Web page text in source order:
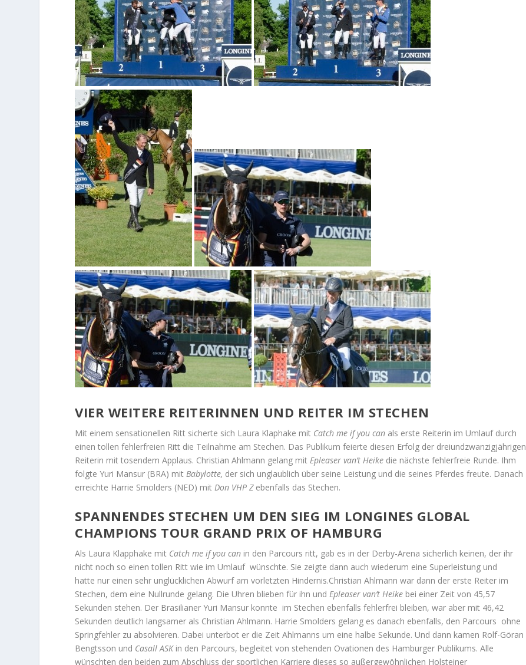
VIER WEITERE REITERINNEN UND REITER IM STECHEN
Mit einem sensationellen Ritt sicherte sich Laura Klaphake mit Catch me if you can als erste Reiterin im Umlauf durch
einen tollen fehlerfreien Ritt die Teilnahme am Stechen. Das Publikum feierte diesen Erfolg der dreiundzwanzigjährigen
Reiterin mit tosendem Applaus. Christian Ahlmann gelang mitEpleaser van’t Heike die nächste fehlerfreie Runde. Ihm
folgte Yuri Mansur (BRA) mitBabylotte, der sich unglaublich über seine Leistung und die seines Pferdes freute. Danach
erreichte Harrie Smolders (NED) mitDon VHP Z ebenfalls das Stechen.
SPANNENDES STECHEN UM DEN SIEG IM LONGINES GLOBAL
CHAMPIONS TOUR GRAND PRIX OF HAMBURG
Als Laura Klapphake mit Catch me if you can in den Parcours ritt, gab es in der Derby-Arena sicherlich keinen, der ihr
nicht noch so einen tollen Ritt wie im Umlauf wünschte. Sie zeigte dann auch wiederum eine Superleistung und
hatte nur einen sehr unglücklichen Abwurf am vorletzten Hindernis.Christian Ahlmann war dann der erste Reiter im
Stechen, dem eine Nullrunde gelang. Die Uhren blieben für ihn und Epleaser van’t Heike bei einer Zeit von 45,57
Sekunden stehen. Der Brasilianer Yuri Mansur konnte im Stechen ebenfalls fehlerfrei bleiben, war aber mit 46,42
Sekunden deutlich langsamer als Christian Ahlmann. Harrie Smolders gelang es danach ebenfalls, den Parcours ohne
Springfehler zu absolvieren. Dabei unterbot er die Zeit Ahlmanns um eine halbe Sekunde. Und dann kamen Rolf-Göran
Bengtsson und Casall ASK in den Parcours, begleitet von stehenden Ovationen des Hamburger Publikums. Alle
wünschten den beiden zum Abschluss der sportlichen Karriere dieses so außergewöhnlichen Holsteiner